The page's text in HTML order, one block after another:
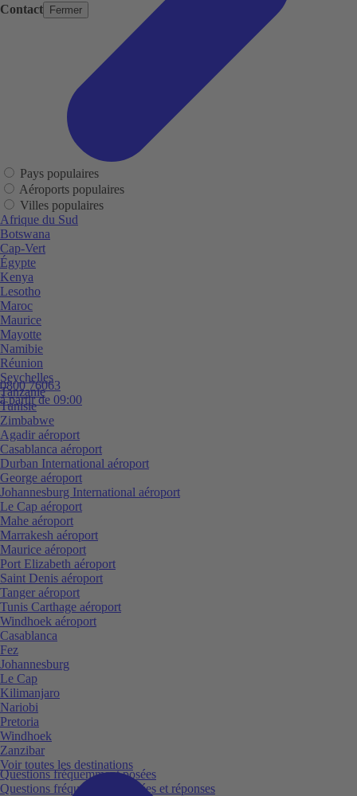
Contact Fermer
0800 76063
à partir de 09:00
Questions fréquemment posées
Questions fréquemment posées et réponses
Pays populaires
Aéroports populaires
Villes populaires
Afrique du Sud
Botswana
Cap-Vert
Égypte
Kenya
Lesotho
Maroc
Maurice
Mayotte
Namibie
Réunion
Seychelles
Tanzanie
Tunisie
Zimbabwe
Agadir aéroport
Casablanca aéroport
Durban International aéroport
George aéroport
Johannesburg International aéroport
Le Cap aéroport
Mahe aéroport
Marrakesh aéroport
Maurice aéroport
Port Elizabeth aéroport
Saint Denis aéroport
Tanger aéroport
Tunis Carthage aéroport
Windhoek aéroport
Casablanca
Fez
Johannesburg
Le Cap
Kilimanjaro
Nariobi
Pretoria
Windhoek
Zanzibar
Voir toutes les destinations